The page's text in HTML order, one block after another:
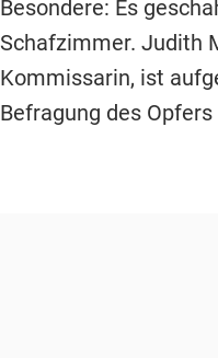
Besondere: Es
Schafzimmer. Judith
Kommissarin, ist
Befragung des